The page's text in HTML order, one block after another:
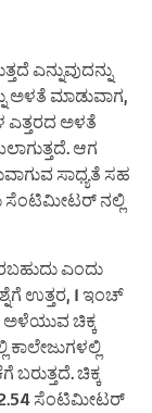
ಎನ್ನುವುದನ್ನು
ಅಳತೆ ಮಾಡುವಾಗ,
ಎತ್ತರದ ಅಳತೆ
ಆಗ
ಸಾಧ್ಯತೆ ಸಹ
ಸೆಂಟಿಮೀಟರ್ ನಲ್ಲಿ
ಎಂದು
ಉತ್ತರ, 1 ಇಂಚ್
ಅಳೆಯುವ ಚಿಕ್ಕ
ಚಿಕ್ಕ
ಸೆಂಟಿಮೀಟರ್